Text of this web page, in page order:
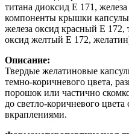
титана диоксид Е 171,
компоненты крышки
железа оксид красный Е 172,
оксид желтый Е 172,
Описание:
Твердые желатиновые
темно-коричневого цвета,
порошок или частично
до светло-коричневого
вкраплениями.